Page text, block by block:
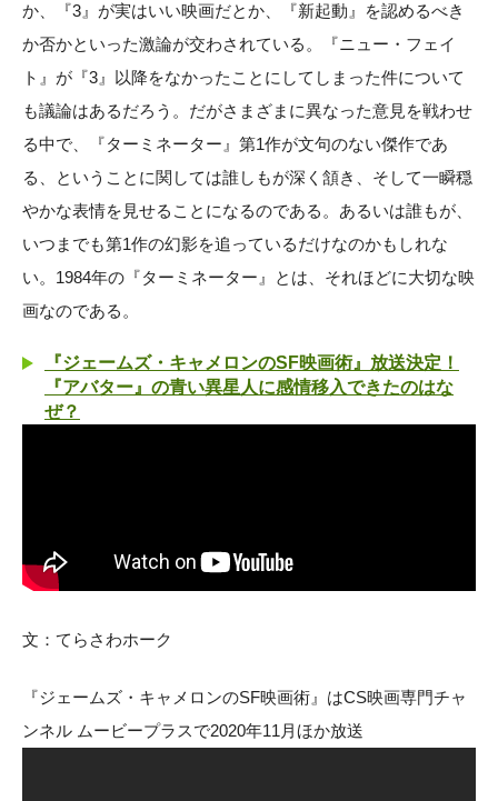
か、『3』が実はいい映画だとか、『新起動』を認めるべき
か否かといった激論が交わされている。『ニュー・フェイ
ト』が『3』以降をなかったことにしてしまった件について
も議論はあるだろう。だがさまざまに異なった意見を戦わせ
る中で、『ターミネーター』第1作が文句のない傑作であ
る、ということに関しては誰しもが深く頷き、そして一瞬穏
やかな表情を見せることになるのである。あるいは誰もが、
いつまでも第1作の幻影を追っているだけなのかもしれな
い。1984年の『ターミネーター』とは、それほどに大切な映
画なのである。
『ジェームズ・キャメロンのSF映画術』放送決定！
『アバター』の青い異星人に感情移入できたのはな
ぜ？
文：てらさわホーク
『ジェームズ・キャメロンのSF映画術』はCS映画専門チャ
ンネル ムービープラスで2020年11月ほか放送